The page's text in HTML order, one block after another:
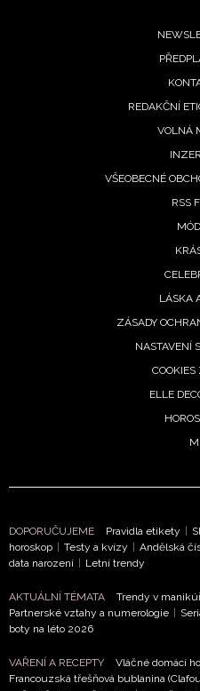
NEWSLETTER
Přihlášením k newsletteru
podmínkami společnosti
potvrzujete, že jste se
REDAKČNÍ
VOLNÁ
VŠEOBECNÉ
RSS
LÁSKA
ZÁSADY
NASTAVENÍ
COOKIES
ELLE
DOPORUČUJEME Pravidla etikety
horoskop
Testy a kvízy Andělská
data narození
Letní trendy
AKTUÁLNÍ TÉMATA Trendy v
Partnerské vztahy a numerologie
boty na léto 2026
VAŘENÍ A RECEPTY Vláčné domácí
Francouzská třešňová bublanina